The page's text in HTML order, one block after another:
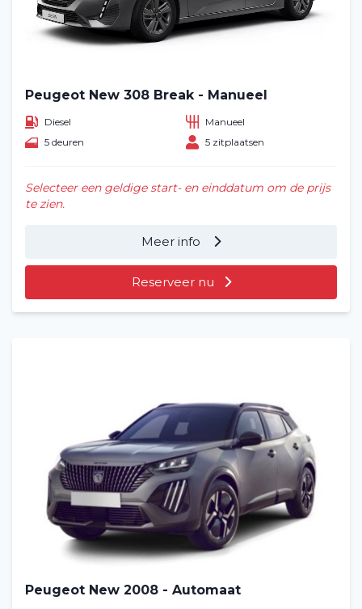
Peugeot New 308 Break - Manueel
Diesel
Manueel
5 deuren
5 zitplaatsen
Selecteer een geldige start- en einddatum om de prijs
te zien.
Meer info
Reserveer nu
Peugeot New 2008 - Automaat